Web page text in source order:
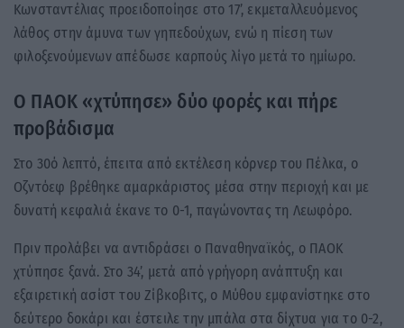
Κωνσταντέλιας προειδοποίησε στο 17’, εκμεταλλευόμενος
λάθος στην άμυνα των γηπεδούχων, ενώ η πίεση των
φιλοξενούμενων απέδωσε καρπούς λίγο μετά το ημίωρο.
Ο ΠΑΟΚ «χτύπησε» δύο φορές και πήρε
προβάδισμα
Στο 30ό λεπτό, έπειτα από εκτέλεση κόρνερ του Πέλκα, ο
Οζντόεφ βρέθηκε αμαρκάριστος μέσα στην περιοχή και με
δυνατή κεφαλιά έκανε το 0-1, παγώνοντας τη Λεωφόρο.
Πριν προλάβει να αντιδράσει ο Παναθηναϊκός, ο ΠΑΟΚ
χτύπησε ξανά. Στο 34’, μετά από γρήγορη ανάπτυξη και
εξαιρετική ασίστ του Ζίβκοβιτς, ο Μύθου εμφανίστηκε στο
δεύτερο δοκάρι και έστειλε την μπάλα στα δίχτυα για το 0-2,